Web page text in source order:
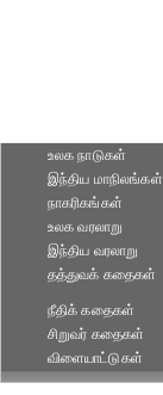
உலக நாடுகள்
இந்திய மாநிலங்கள்
நாகரிகங்கள்
உலக வரலாறு
இந்திய வரலாறு
தத்துவக் கதைகள்
நீதிக் கதைகள்
சிறுவர் கதைகள்
விளையாட்டுகள்